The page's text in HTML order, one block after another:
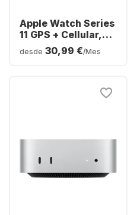
Apple Watch Series
11 GPS + Cellular,
caja de aluminio,
46 ​​mm
desde 30,99 €/Mes